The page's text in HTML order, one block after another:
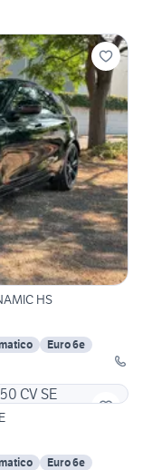
HS
Euro 6e
Euro 6e